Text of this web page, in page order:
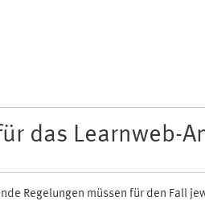
das Learnweb-
Regelungen müssen für den Fall